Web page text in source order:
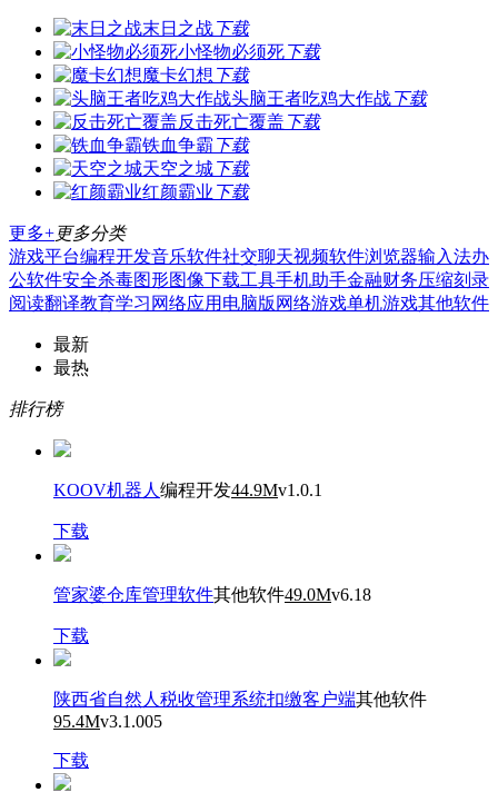
末日之战下载
小怪物必须死下载
魔卡幻想 下载
头脑王者吃鸡大作战下载
反击死亡覆盖 下载
铁血争霸 下载
天空之城下载
红颜霸业 下载
更多+更多分类
游戏平台编程开发音乐软件社交聊天视频软件浏览器输入法办
公软件安全杀毒图形图像下载工具手机助手金融财务压缩刻录
阅读翻译教育学习 网络应用 电脑版 网络游戏单机游戏其他软件
最新
最热
排行榜
KOOV机器人 编程开发44.9Mv1.0.1
下载
管家婆仓库管理软件其他软件49.0Mv6.18
下载
陕西省自然人税收管理系统扣缴客户端其他软件
95.4Mv3.1.005
下载